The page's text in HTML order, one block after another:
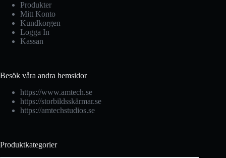
Produkter
Mitt Konto
Kundkorgen
Logga In
Kassan
Besök våra andra hemsidor
https://www.amtech.se
https://storbildsskärmar.se
https://amtechstudios.se
Produktkategorier